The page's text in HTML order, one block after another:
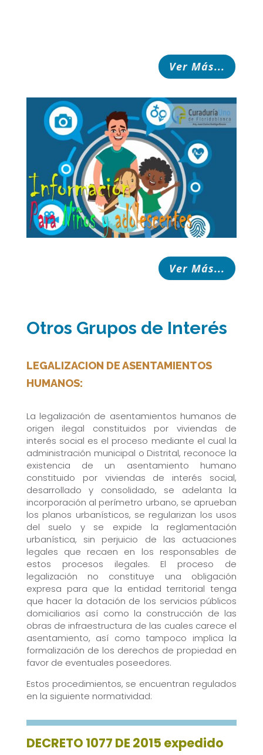
Ver Más...
Ver Más...
Otros Grupos de Interés
LEGALIZACION DE ASENTAMIENTOS
HUMANOS:
La legalización de asentamientos humanos de
origen ilegal constituidos por viviendas de
interés social es el proceso mediante el cual la
administración municipal o Distrital, reconoce la
existencia de un asentamiento humano
constituido por viviendas de interés social,
desarrollado y consolidado, se adelanta la
incorporación al perímetro urbano, se aprueban
los planos urbanísticos, se regularizan los usos
del suelo y se expide la reglamentación
urbanística, sin perjuicio de las actuaciones
legales que recaen en los responsables de
estos procesos ilegales. El proceso de
legalización no constituye una obligación
expresa para que la entidad territorial tenga
que hacer la dotación de los servicios públicos
domiciliarios así como la construcción de las
obras de infraestructura de las cuales carece el
asentamiento, así como tampoco implica la
formalización de los derechos de propiedad en
favor de eventuales poseedores.
Estos procedimientos, se encuentran regulados
en la siguiente normatividad:
DECRETO 1077 DE 2015 expedido